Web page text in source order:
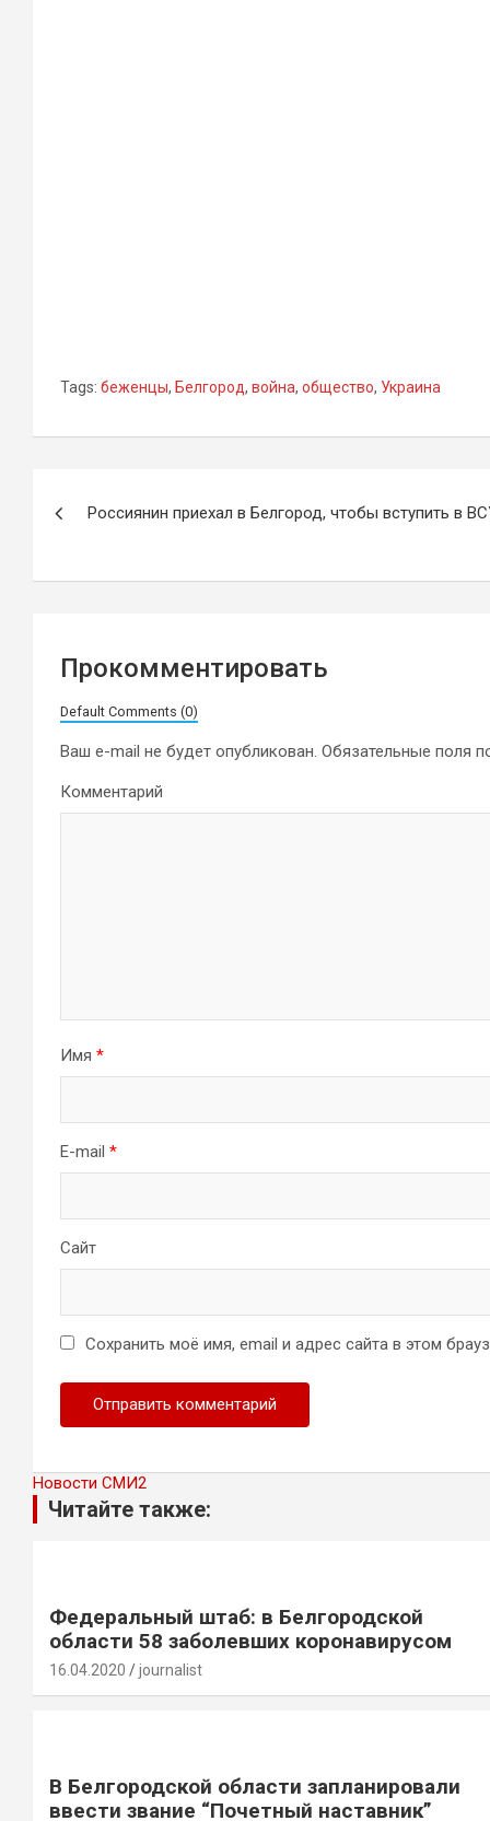
Tags: беженцы, Белгород, война, общество, Украина
записям
Россиянин приехал в Белгород, чтобы вступить в
Прокомментировать
Default Comments (0)
Ваш e-mail не будет опубликован. Обязательные поля
Комментарий
Имя *
E-mail *
Сайт
Сохранить моё имя, email и адрес сайта в этом
Новости СМИ2
Читайте также:
Федеральный штаб: в Белгородской
области 58 заболевших коронавирусом
16.04.2020 journalist
В Белгородской области запланировали
ввести звание “Почетный наставник”